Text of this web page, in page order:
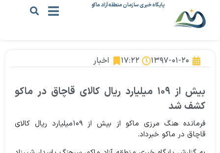
پایگاه خبری سازمان منطقه آزاد ماکو
۱۳۹۷-۰۱-۲۰ ۱۷:۲۲ اخبار
بیش از ۱۰۹ میلیارد ریال کالای قاچاق در ماکو
کشف شد
فرمانده هنگ مرزی ماکو از بیش از ۱۰۹میلیارد ریال کالای
قاچاق در ماکو خبرداد.